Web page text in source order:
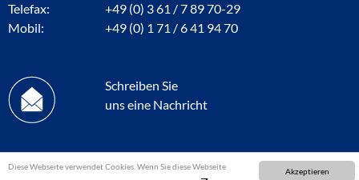
Akzeptieren
Diese Webseite verwendet Cookies. Wenn Sie diese Webseite
Telefax:
+49 (0) 3 61 / 7 89 70-29
Mobil:
+49 (0) 1 71 / 6 41 94 70
Schreiben Sie
uns eine Nachricht